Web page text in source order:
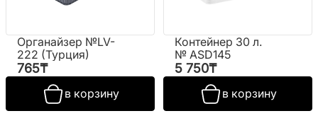
Органайзер №LV-
222 (Турция)
765₸
в корзину
Контейнер 30 л.
№ ASD145
5 750₸
в корзину